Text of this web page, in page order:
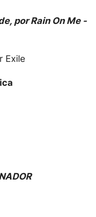
por Rain On Me -
Exile